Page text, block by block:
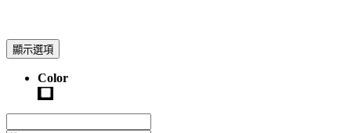
顯示選項
Color